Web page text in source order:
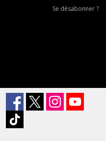
Se
Se désabonner ?